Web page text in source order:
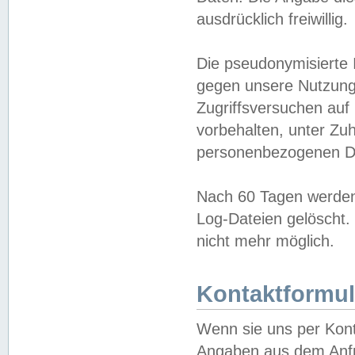
ausdrücklich freiwillig.
Die
gegen unsere
Zugriffsversuchen
vorbehalten, unter
personenbezogenen
Nach 60 Tagen
Log-Dateien
nicht mehr möglich.
Wenn sie uns per
Angaben aus dem